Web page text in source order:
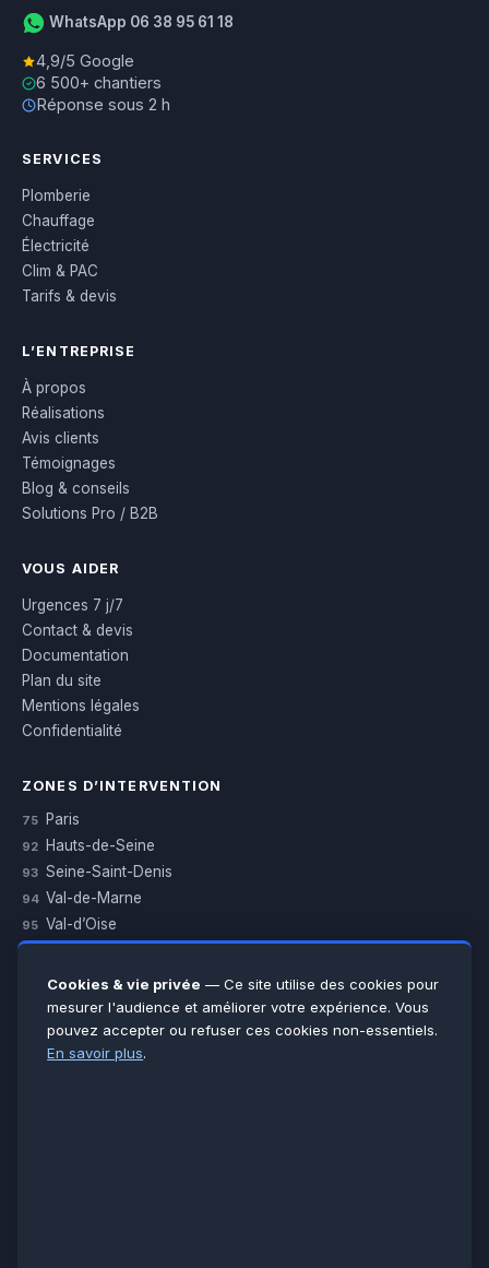
WhatsApp 06 38 95 61 18
4,9/5 Google
6 500+ chantiers
Réponse sous 2 h
SERVICES
Plomberie
Chauffage
Électricité
Clim & PAC
Tarifs & devis
L’ENTREPRISE
À propos
Réalisations
Avis clients
Témoignages
Blog & conseils
Solutions Pro / B2B
VOUS AIDER
Urgences 7 j/7
Contact & devis
Documentation
Plan du site
Mentions légales
Confidentialité
ZONES D’INTERVENTION
75 Paris
92 Hauts-de-Seine
93 Seine-Saint-Denis
94 Val-de-Marne
95 Val-d’Oise
Essonne
Seine-et-Marne
Voir toutes les villes →
Cookies & vie privée — Ce site utilise des cookies pour
mesurer l'audience et améliorer votre expérience. Vous
pouvez accepter ou refuser ces cookies non-essentiels.
En savoir plus.